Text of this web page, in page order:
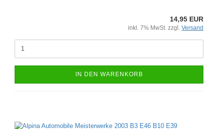
14,95 EUR
inkl. 7% MwSt. zzgl. Versand
IN DEN WARENKORB